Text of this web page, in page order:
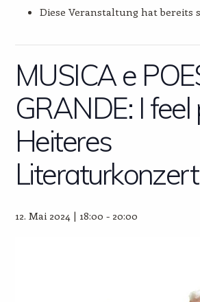
Diese Veranstaltung hat bereits
MUSICA e
GRANDE: I
Heiteres
Literaturkonzert
12. Mai 2024 | 18:00 - 20:00